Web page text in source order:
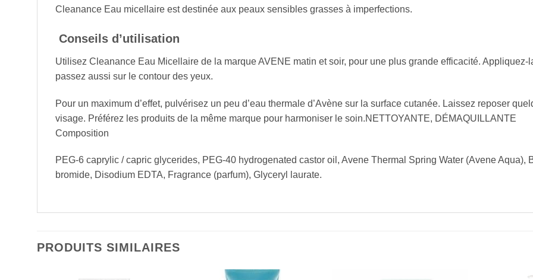
Cleanance Eau micellaire est destinée aux peaux sensibles grasses à imperfections.
Conseils d’utilisation
Utilisez Cleanance Eau Micellaire de la marque AVENE matin et soir, pour une plus grande efficacité. Appliquez-
passez aussi sur le contour des yeux.
Pour un maximum d’effet, pulvérisez un peu d’eau thermale d’Avène sur la surface cutanée. Laissez reposer
visage. Préférez les produits de la même marque pour harmoniser le soin.NETTOYANTE, DÉMAQUILLANTE
Composition
PEG-6 caprylic / capric glycerides, PEG-40 hydrogenated castor oil, Avene Thermal Spring Water (Avene
bromide, Disodium EDTA, Fragrance (parfum), Glyceryl laurate.
PRODUITS SIMILAIRES